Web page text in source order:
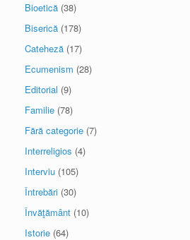
Bioetică (38)
Biserică (178)
Cateheză (17)
Ecumenism (28)
Editorial (9)
Familie (78)
Fără categorie (7)
Interreligios (4)
Interviu (105)
Întrebări (30)
Învăţământ (10)
Istorie (64)